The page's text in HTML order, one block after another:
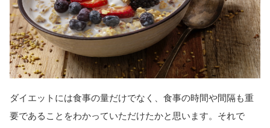
ダイエットには食事の量だけでなく、食事の時間や間隔も重
要であることをわかっていただけたかと思います。それで